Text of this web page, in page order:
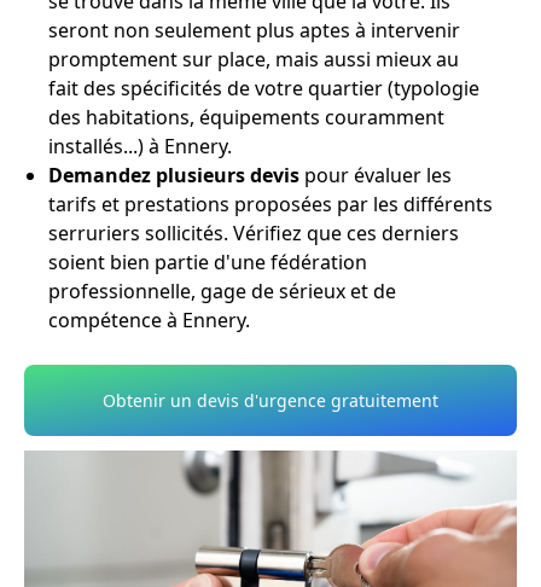
seront non seulement plus aptes à intervenir
promptement sur place, mais aussi mieux au
fait des spécificités de votre quartier (typologie
des habitations, équipements couramment
installés...) à Ennery.
Demandez plusieurs devis pour évaluer les
tarifs et prestations proposées par les différents
serruriers sollicités. Vérifiez que ces derniers
soient bien partie d'une fédération
professionnelle, gage de sérieux et de
compétence à Ennery.
Obtenir un devis d'urgence gratuitement